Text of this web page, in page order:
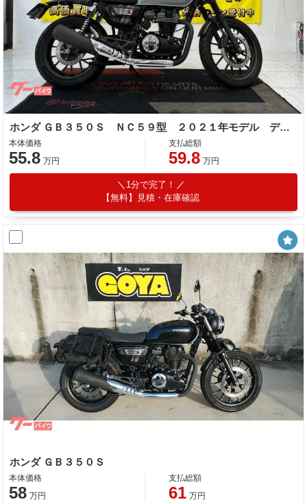
ホンダ ＧＢ３５０Ｓ ＮＣ５９型 ２０２１年モデル デイトナタコメーター スマホホルダー
本体価格
55.8 万円
支払総額
59.8 万円
1分で完了！
【無料】見積・在庫確認
ホンダ ＧＢ３５０Ｓ
本体価格
58 万円
支払総額
61 万円